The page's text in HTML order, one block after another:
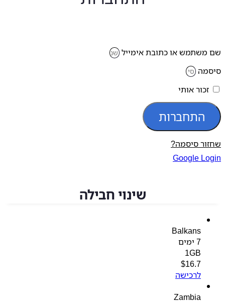
או כתובת אימייל
זכור אותי
התחברות
סיסמה?
Google
שינוי חבילה
Balkans
1GB
$16.7
לרכישה
Zambia